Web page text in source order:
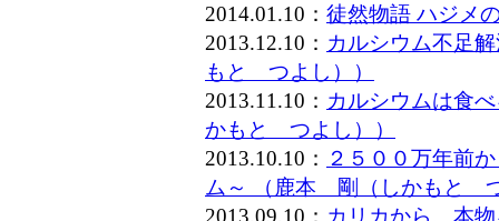
2014.01.10： 徒然物語 ハジメ
2013.12.10： カルシウム不足
もと つよし））
2013.11.10： カルシウムは食
かもと つよし））
2013.10.10：
２５００万年前
ム～ （鹿本 剛（しかもと
2013.09.10： カリカから、本